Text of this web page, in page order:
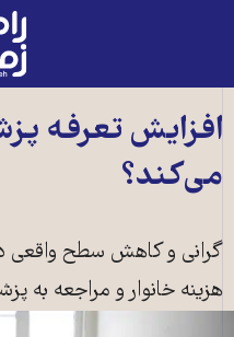
رادیو
زمانه
صفحه افزایش تعرفه
می‌کند؟
گرانی و کاهش سطح
هزینه خانوار و مراجعه به